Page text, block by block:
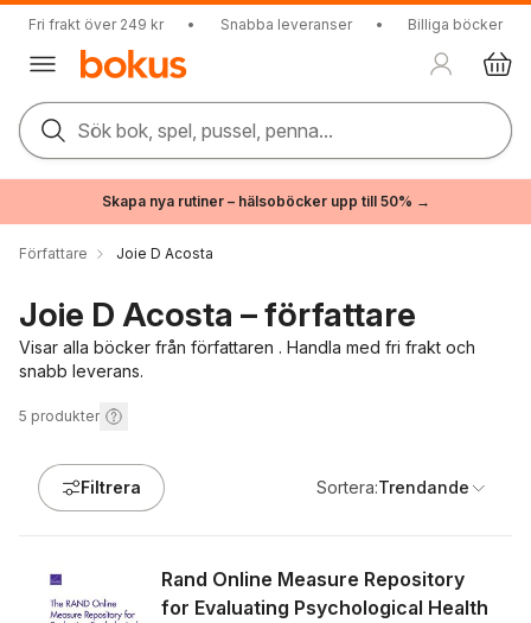
Fri frakt över 249 kr • Snabba leveranser • Billiga böcker
Sök bok, spel, pussel, penna...
Skapa nya rutiner – hälsoböcker upp till 50% →
Författare Joie D Acosta
Joie D Acosta – författare
Visar alla böcker från författaren . Handla med fri frakt och
snabb leverans.
5 produkter
Filtrera Sortera:Trendande
Rand Online Measure Repository
for Evaluating Psychological Health